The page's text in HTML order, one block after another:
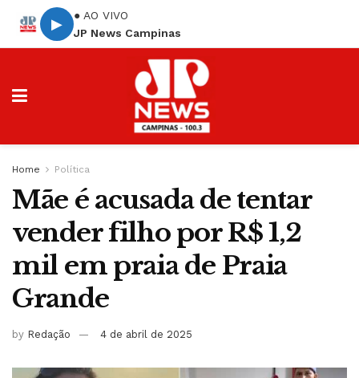
▶
● AO VIVO
JP News Campinas
Home Política
Mãe é acusada de tentar
vender filho por R$ 1,2
mil em praia de Praia
Grande
by Redação 4 de abril de 2025